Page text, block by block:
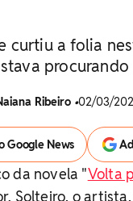
curtiu a folia
Ribeiro •02/03/
Google News
da novela "Volta
Solteiro, o